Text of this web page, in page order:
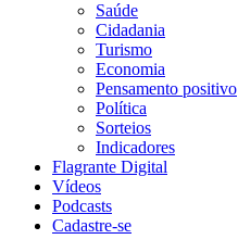
Saúde
Cidadania
Turismo
Economia
Pensamento positivo
Política
Sorteios
Indicadores
Flagrante Digital
Vídeos
Podcasts
Cadastre-se